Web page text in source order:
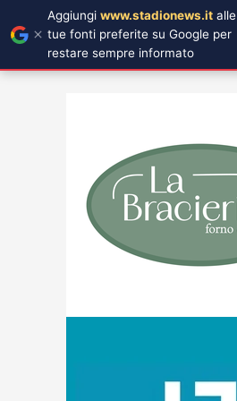
Aggiungi www.stadionews.it alle
tue fonti preferite su Google per
restare sempre informato